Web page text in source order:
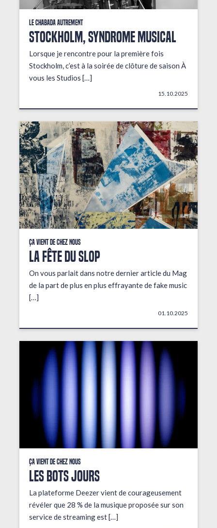
Le Chabada autrement
STOCKHOLM, Syndrome musical
Lorsque je rencontre pour la première fois
Stockholm, c’est à la soirée de clôture de saison À
vous les Studios […]
15.10.2025
Ça vient de chez nous
LA FÊTE DU SLOP
On vous parlait dans notre dernier article du Mag
de la part de plus en plus effrayante de fake music
[…]
01.10.2025
Ça vient de chez nous
LES BOTS JOURS
La plateforme Deezer vient de courageusement
révéler que 28 % de la musique proposée sur son
service de streaming est […]